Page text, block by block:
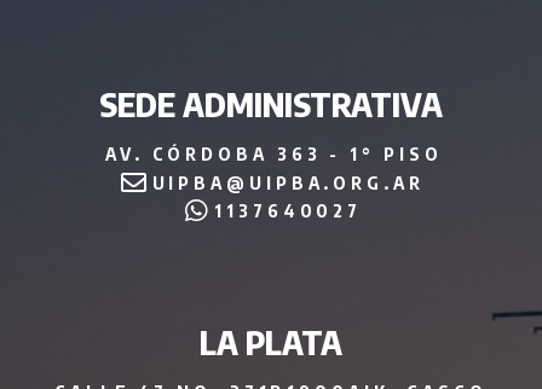
SEDE ADMINISTRATIVA
AV. CÓRDOBA 363 - 1° PISO
UIPBA@UIPBA.ORG.AR
1137640027
LA PLATA